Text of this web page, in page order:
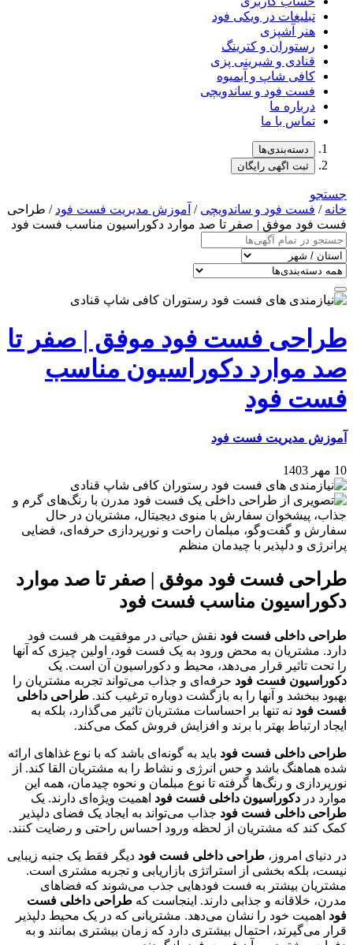
تبلیغات در ویکی فود
هنر آشپزی
رستوران و کترینگ
قنادی و شیرینی پزی
کافی شاپ و آبمیوه
فست فود و ساندویچی
درباره ما
تماس با ما
دسته‌بندی‌ها
ثبت اگهی رایگان
جستجو
خانه / فست فود و ساندویچی / آموزش مدیریت فست فود / طراحی
فست فود موفق‌ | صفر تا صد موارد دکوراسیون مناسب فست فود
طراحی فست فود موفق‌ | صفر تا
صد موارد دکوراسیون مناسب
فست فود
آموزش مدیریت فست فود
10 مهر 1403
طراحی فست فود موفق‌ | صفر تا صد موارد
دکوراسیون مناسب فست فود
طراحی داخلی فست فود نقش حیاتی در موفقیت هر فست فود
دارد. مشتریان به محض ورود به یک فست فود، اولین چیزی که آنها
را تحت تاثیر قرار می‌دهد، محیط و دکوراسیون آن است. یک
دکوراسیون فست فود حرفه‌ای و جذاب می‌تواند تجربه مشتریان را
بهبود ببخشد و آنها را به بازگشت دوباره ترغیب کند. طراحی داخلی
فست فود نه تنها بر احساسات مشتریان تاثیر می‌گذارد، بلکه به
ایجاد ارتباط بهتر با برند و افزایش فروش کمک می‌کند.
طراحی داخلی فست فود باید به گونه‌ای باشد که با نوع غذاهای ارائه
شده هماهنگ باشد و حس انرژی و نشاط را به مشتریان القا کند. از
نورپردازی و رنگ‌ها گرفته تا نوع مبلمان و نحوه چیدمان، همه این
موارد در دکوراسیون داخلی فست فود اهمیت ویژه‌ای دارند. یک
طراحی داخلی فست فود جذاب می‌تواند به ایجاد یک فضای دلپذیر
کمک کند که مشتریان از لحظه ورود احساس راحتی و رضایت کنند.
در دنیای امروز، طراحی داخلی فست فود دیگر فقط یک جنبه زیبایی
نیست، بلکه بخشی از استراتژی بازاریابی و تجربه مشتری است.
مشتریان بیشتر به فست فودهایی جذب می‌شوند که فضاهای
مدرن، خلاقانه و جذابی دارند. اینجاست که طراحی داخلی فست
فود اهمیت خود را نشان می‌دهد. مشتریانی که در یک محیط دلپذیر
قرار می‌گیرند، احتمال بیشتری دارد که زمان بیشتری بمانند و به